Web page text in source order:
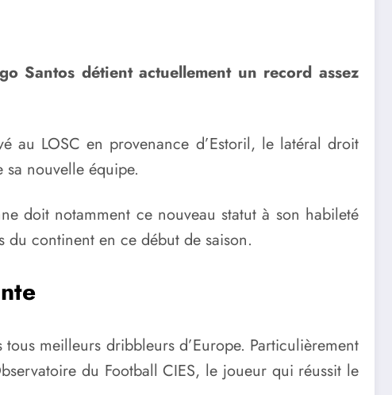
Santos détient actuellement un record assez
au LOSC en provenance d’Estoril, le latéral droit
sa nouvelle équipe.
doit notamment ce nouveau statut à son habileté
continent en ce début de saison.
meilleurs dribbleurs d’Europe. Particulièrement
du Football CIES, le joueur qui réussit le